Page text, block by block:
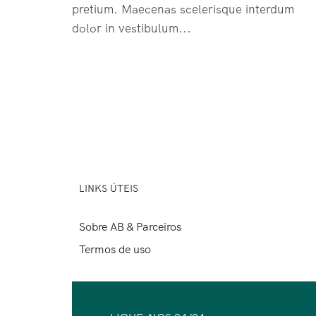
pretium. Maecenas scelerisque interdum
dolor in vestibulum...
LINKS ÚTEIS
Sobre AB & Parceiros
Termos de uso